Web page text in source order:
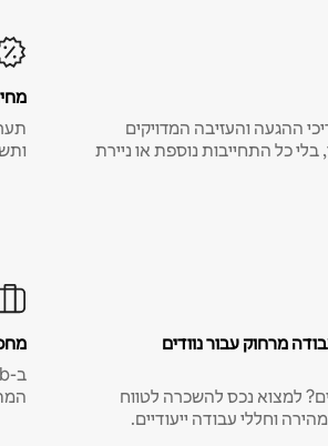
ההגעה והעזיבה המדויקים
בלי כל התחייבות נוספת או ניירת
מרחוק עבור נוודים
למצוא נכס להשכרה לטווח